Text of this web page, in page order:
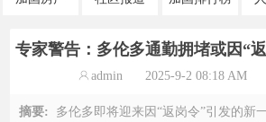
专家警告：多伦多通勤拥堵或因“
admin 2025-9-2 08:18 AM
摘要: 多伦多即将迎来因“返岗令”引发的新